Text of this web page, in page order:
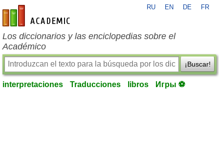
es-academic.com
RU EN DE FR
Los diccionarios y las enciclopedias sobre el
Académico
¡Buscar!
interpretaciones Traducciones libros Игры ⚽